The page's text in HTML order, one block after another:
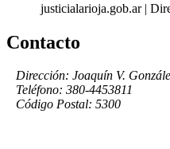
justicialarioja.gob.ar |
Contacto
Dirección: Joaquín V.
Teléfono: 380-4453811
Código Postal: 5300